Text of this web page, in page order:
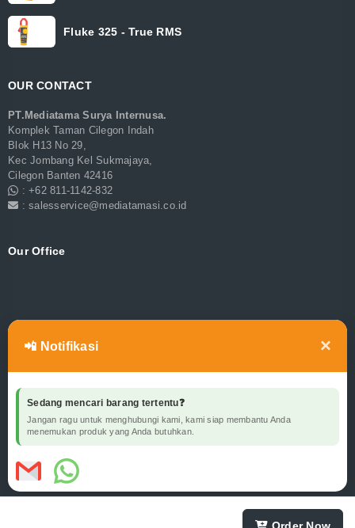
Fluke 325 - True RMS
OUR CONTACT
PT.Mediatama Surya Internusa.
Komplek Taman Cilegon Indah
Blok H13 No 29,
Kec Jombang Kel Sukmajaya,
Cilegon Banten 42416
: +62 811-1142-832
: salesservice@mediatamasi.co.id
Our Office
📲 Notifikasi ×
Sedang mencari barang tertentu❓
Jangan ragu untuk menghubungi kami, kami siap membantu Anda
menemukan produk yang Anda butuhkan.